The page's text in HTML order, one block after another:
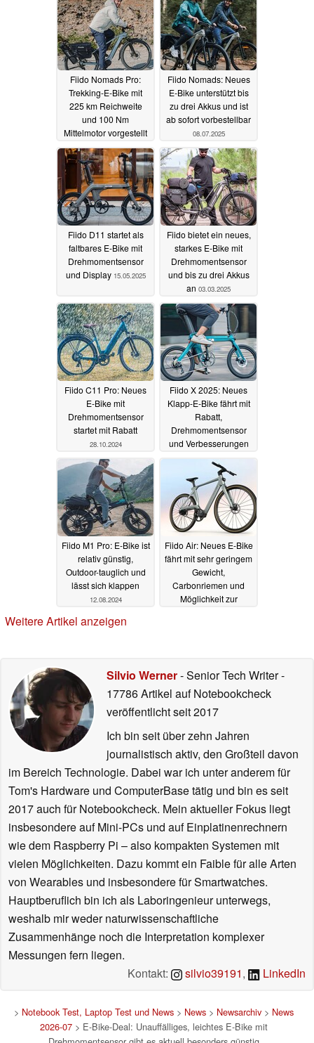
Fiido Nomads Pro:
Trekking-E-Bike mit
225 km Reichweite
und 100 Nm
Mittelmotor vorgestellt
24.06.2026
Fiido Nomads: Neues
E-Bike unterstützt bis
zu drei Akkus und ist
ab sofort vorbestellbar
08.07.2025
Fiido D11 startet als
faltbares E-Bike mit
Drehmomentsensor
und Display 15.05.2025
Fiido bietet ein neues,
starkes E-Bike mit
Drehmomentsensor
und bis zu drei Akkus
an 03.03.2025
Fiido C11 Pro: Neues
E-Bike mit
Drehmomentsensor
startet mit Rabatt
28.10.2024
Fiido X 2025: Neues
Klapp-E-Bike fährt mit
Rabatt,
Drehmomentsensor
und Verbesserungen
vor15.09.2024
Fiido M1 Pro: E-Bike ist
relativ günstig,
Outdoor-tauglich und
lässt sich klappen
12.08.2024
Fiido Air: Neues E-Bike
fährt mit sehr geringem
Gewicht,
Carbonriemen und
Möglichkeit zur
Weitere Artikel anzeigen
Silvio Werner- Senior Tech Writer-
17786 Artikel auf Notebookcheck
veröffentlichtseit 2017
Ich bin seit über zehn Jahren
journalistisch aktiv, den Großteil davon
im Bereich Technologie. Dabei war ich unter anderem für
Tom's Hardware und ComputerBase tätig und bin es seit
2017 auch für Notebookcheck. Mein aktueller Fokus liegt
insbesondere auf Mini-PCs und auf Einplatinenrechnern
wie dem Raspberry Pi – also kompakten Systemen mit
vielen Möglichkeiten. Dazu kommt ein Faible für alle Arten
von Wearables und insbesondere für Smartwatches.
Hauptberuflich bin ich als Laboringenieur unterwegs,
weshalb mir weder naturwissenschaftliche
Zusammenhänge noch die Interpretation komplexer
Messungen fern liegen.
Kontakt:
silvio39191, LinkedIn
> Notebook Test, Laptop Test und News> News> Newsarchiv> News
2026-07> E-Bike-Deal: Unauffälliges, leichtes E-Bike mit